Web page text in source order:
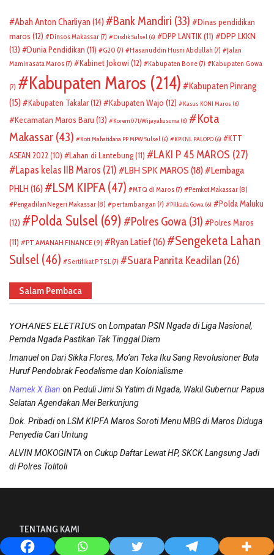
Abah Anton Charliyan (14) Bank Mandiri (33)
Dinas pendidikan
maros (12) Dinsos Makassar (7) Disdik Sulsel (6) DPP LANTIK(11)
DPP LKKN
(13)
Dunia Pendidikan (11) G20 (7) Hasanuddin Husni Abdullah (7)
Jalan
Maminasata Maros (7) Kabinet Jokowi (12) Kabupaten Bone (7) Kabupaten Gowa
(7) Kabupaten Maros (214)
Kabupaten Pinrang
(15)
Kabupaten Takalar(12) Kabupaten Wajo (12) Kasus KONI Maros (6)
Kecamatan Maros Baru (13) Korem 071/Wijayakusuma (6)
Kota
Makassar (43) Koti Mahatidana PP MPW Sulsel (6) KPKNL PALOPO (6)
KTT
ASEAN 2022 (10) Lahan di Lantebung(11) LAKI P 45 MAROS (27)
Lapas kelas IIB Maros (21) LBH SPK MAROS (18)
Lembaga
PHLH (16) LSM KIPFA (47) MTQ di Maros (7) Pemkot Makassar (8)
Pengadilan Negeri Makassar (8) pertambangan (7) Pilkada Gowa (6)
Polda Maluku
(12)
Polda Sulsel (69) Polres Gowa (31)
Polres Maros
(11)
PT AMANAH FINANCE(9) Ryan Latief(16)
Sengeketa Lahan
Sulsel (46) Sertifikat PTSL (7) Suara Panrita Keadilan(26)
Salam Pembaca
𝘠𝘖𝘏𝘈𝘕𝘌𝘚 𝘌𝘓𝘌𝘛𝘙𝘐𝘜𝘚on Lompatan PSN Ngada di Liga Nasional,
Pemda Ngada Pastikan Tak Tinggal Diam
Imanuelon Dari Sikka Flores, Mo’an Teka Iku Sang Revolusioner Buta
Huruf Pendobrak Feodalisme dan Kolonialisme
Namek X Bian on Peduli Jimi Si Yatim di Ngada, Wakil Gubernur Papua
Selatan Agendakan Mei Berkunjung
Dok. Pribadion LSM KIPFA Maros Soroti Menu MBG di Maros Diduga
Penyedia Cari Untung
ALVIN MOKOGINTA on Cukup Daftar Lewat HP, SKCK Langsung Jadi
di Polres Tolitoli
TENTANG KAMI